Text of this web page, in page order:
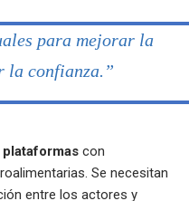
para mejorar la
la confianza.”
con
Se necesitan
entre los actores y